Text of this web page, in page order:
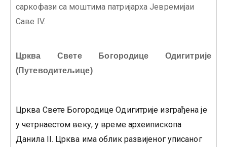
саркофази са моштима патријарха Јевремијаи
Саве IV.
Црква Свете Богородице Одигитрије
(Путеводитељице)
Црква Свете Богородице Одигитрије изграђена је
у четрнаестом веку, у време археипископа
Данила II. Црква има облик развијеног уписаног